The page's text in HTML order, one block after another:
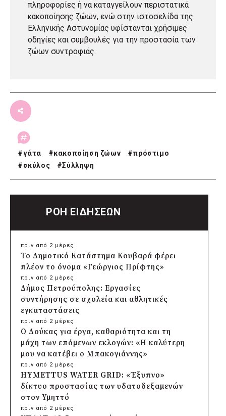
πληροφορίες ή να καταγγείλουν περιστατικά
κακοποίησης ζώων, ενώ στην ιστοσελίδα της
Ελληνικής Αστυνομίας υφίστανται χρήσιμες
οδηγίες και συμβουλές για την προστασία των
ζώων συντροφιάς.
#γάτα #κακοποίηση ζώων #πρόστιμο
#σκύλος #Σύλληψη
ΡΟΗ ΕΙΔΗΣΕΩΝ
πριν από 2 μέρες
Το Δημοτικό Κατάστημα Κουβαρά φέρει
πλέον το όνομα «Γεώργιος Πρίφτης»
πριν από 2 μέρες
Δήμος Πετρούπολης: Εργασίες
συντήρησης σε σχολεία και αθλητικές
εγκαταστάσεις
πριν από 2 μέρες
Ο Δούκας για έργα, καθαριότητα και τη
μάχη των επόμενων εκλογών: «Η καλύτερη
μου να κατέβει ο Μπακογιάννης»
πριν από 2 μέρες
HYMETTUS WATER GRID: «Έξυπνο»
δίκτυο προστασίας των υδατοδεξαμενών
στον Υμηττό
πριν από 2 μέρες